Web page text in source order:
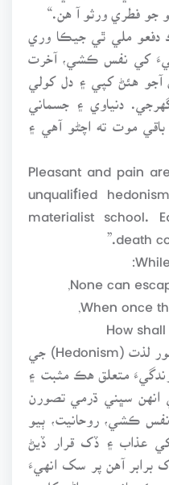
جو فطري ورثو آ هن.“
دفعو ملي ٿي جيڪا وري
کي نفس ڪشي، آخرت
آجو هئڻ کپي ۽ دل کولي
دنياوي ۽ جسماني
موت ته اچڻو آهي ۽
“Pleasant and pain
unqualified
materialist school.
death
None can
When once
How
چارواڪ جي اخلاقيات مڪمل طور لذت (Hedonism) جي
متعلق هڪ مثبت ۽
انهن سڀني ڌرمي تصورن
ڪشي، روحانيت، ٻيو
عذاب ۽ ڏک قرار ڏيڻ
برابر آهن پر سک انهيءَ
هڪ چانور جو داڻو کل ۾